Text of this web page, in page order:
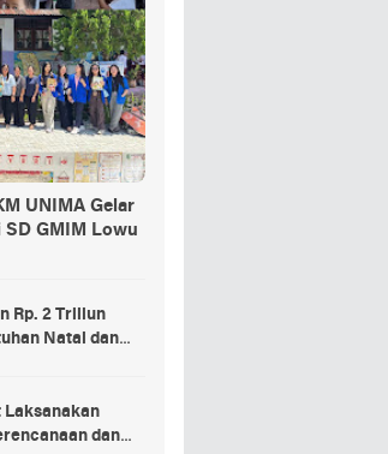
UNIMA Gelar
GMIM Lowu
Rp. 2 Triliun
Natal dan
Laksanakan
dan